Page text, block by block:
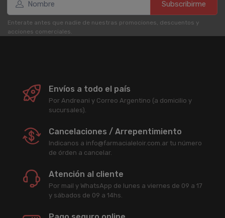
Subscribirme
Enterate antes que nadie de nuestras promociones, descuentos y
acciones comerciales.
Envíos a todo el país
Por Andreani y Correo Argentino (a domicilio y
sucursales).
Cancelaciones / Arrepentimiento
Indicanos a info@farmacialeloir.com.ar tu número
de órden a cancelar.
Atención al cliente
Por mail y WhatsApp de lunes a viernes de 09 a 17
y sábados de 09 a 14hs.